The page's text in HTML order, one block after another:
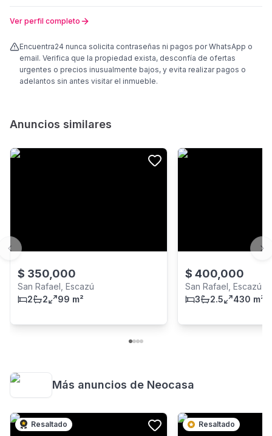
Ver perfil completo
Encuentra24 nunca solicita contraseñas ni pagos por WhatsApp o
email. Verifica que la propiedad exista, desconfía de ofertas
urgentes o precios inusualmente bajos, y evita realizar pagos o
adelantos sin antes visitar el inmueble.
Anuncios similares
$ 350,000
San Rafael, Escazú
2
2 99 m²
$ 400,000
San Rafael, Escazú
3
2.5 430 m²
Previous slide
Más anuncios de Neocasa
Resaltado Resaltado